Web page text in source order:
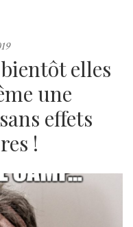
elles
une
effets
!